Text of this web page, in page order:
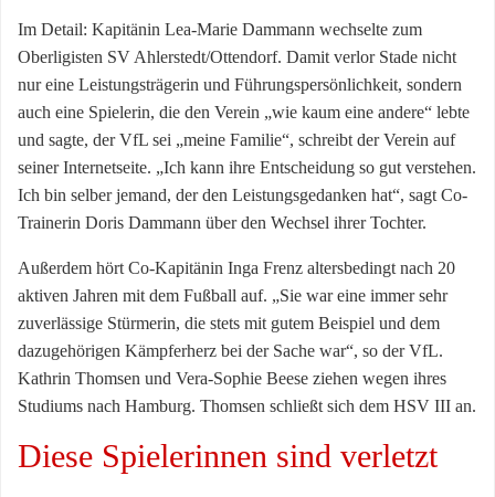
Im Detail: Kapitänin Lea-Marie Dammann wechselte zum
Oberligisten SV Ahlerstedt/Ottendorf. Damit verlor Stade nicht
nur eine Leistungsträgerin und Führungspersönlichkeit, sondern
auch eine Spielerin, die den Verein „wie kaum eine andere“ lebte
und sagte, der VfL sei „meine Familie“, schreibt der Verein auf
seiner Internetseite. „Ich kann ihre Entscheidung so gut verstehen.
Ich bin selber jemand, der den Leistungsgedanken hat“, sagt Co-
Trainerin Doris Dammann über den Wechsel ihrer Tochter.
Außerdem hört Co-Kapitänin Inga Frenz altersbedingt nach 20
aktiven Jahren mit dem Fußball auf. „Sie war eine immer sehr
zuverlässige Stürmerin, die stets mit gutem Beispiel und dem
dazugehörigen Kämpferherz bei der Sache war“, so der VfL.
Kathrin Thomsen und Vera-Sophie Beese ziehen wegen ihres
Studiums nach Hamburg. Thomsen schließt sich dem HSV III an.
Diese Spielerinnen sind verletzt